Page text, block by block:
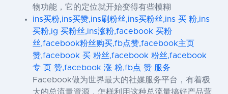
物功能，它的定位就开始变得有些模糊
ins买粉,ins买赞,ins刷粉丝,ins买粉丝,ins 买 粉,ins
买粉,ig 买粉丝,ins涨粉,facebook 买粉
丝,facebook粉丝购买,fb点赞,facebook主页
赞,facebook 买 粉丝,facebook 粉丝,facebook
专 页 赞,facebook 涨 粉,fb点 赞 服务
Facebook做为世界最大的社媒服务平台，有着极
大的总流量資源，怎样利用这种总流量搞好产品营